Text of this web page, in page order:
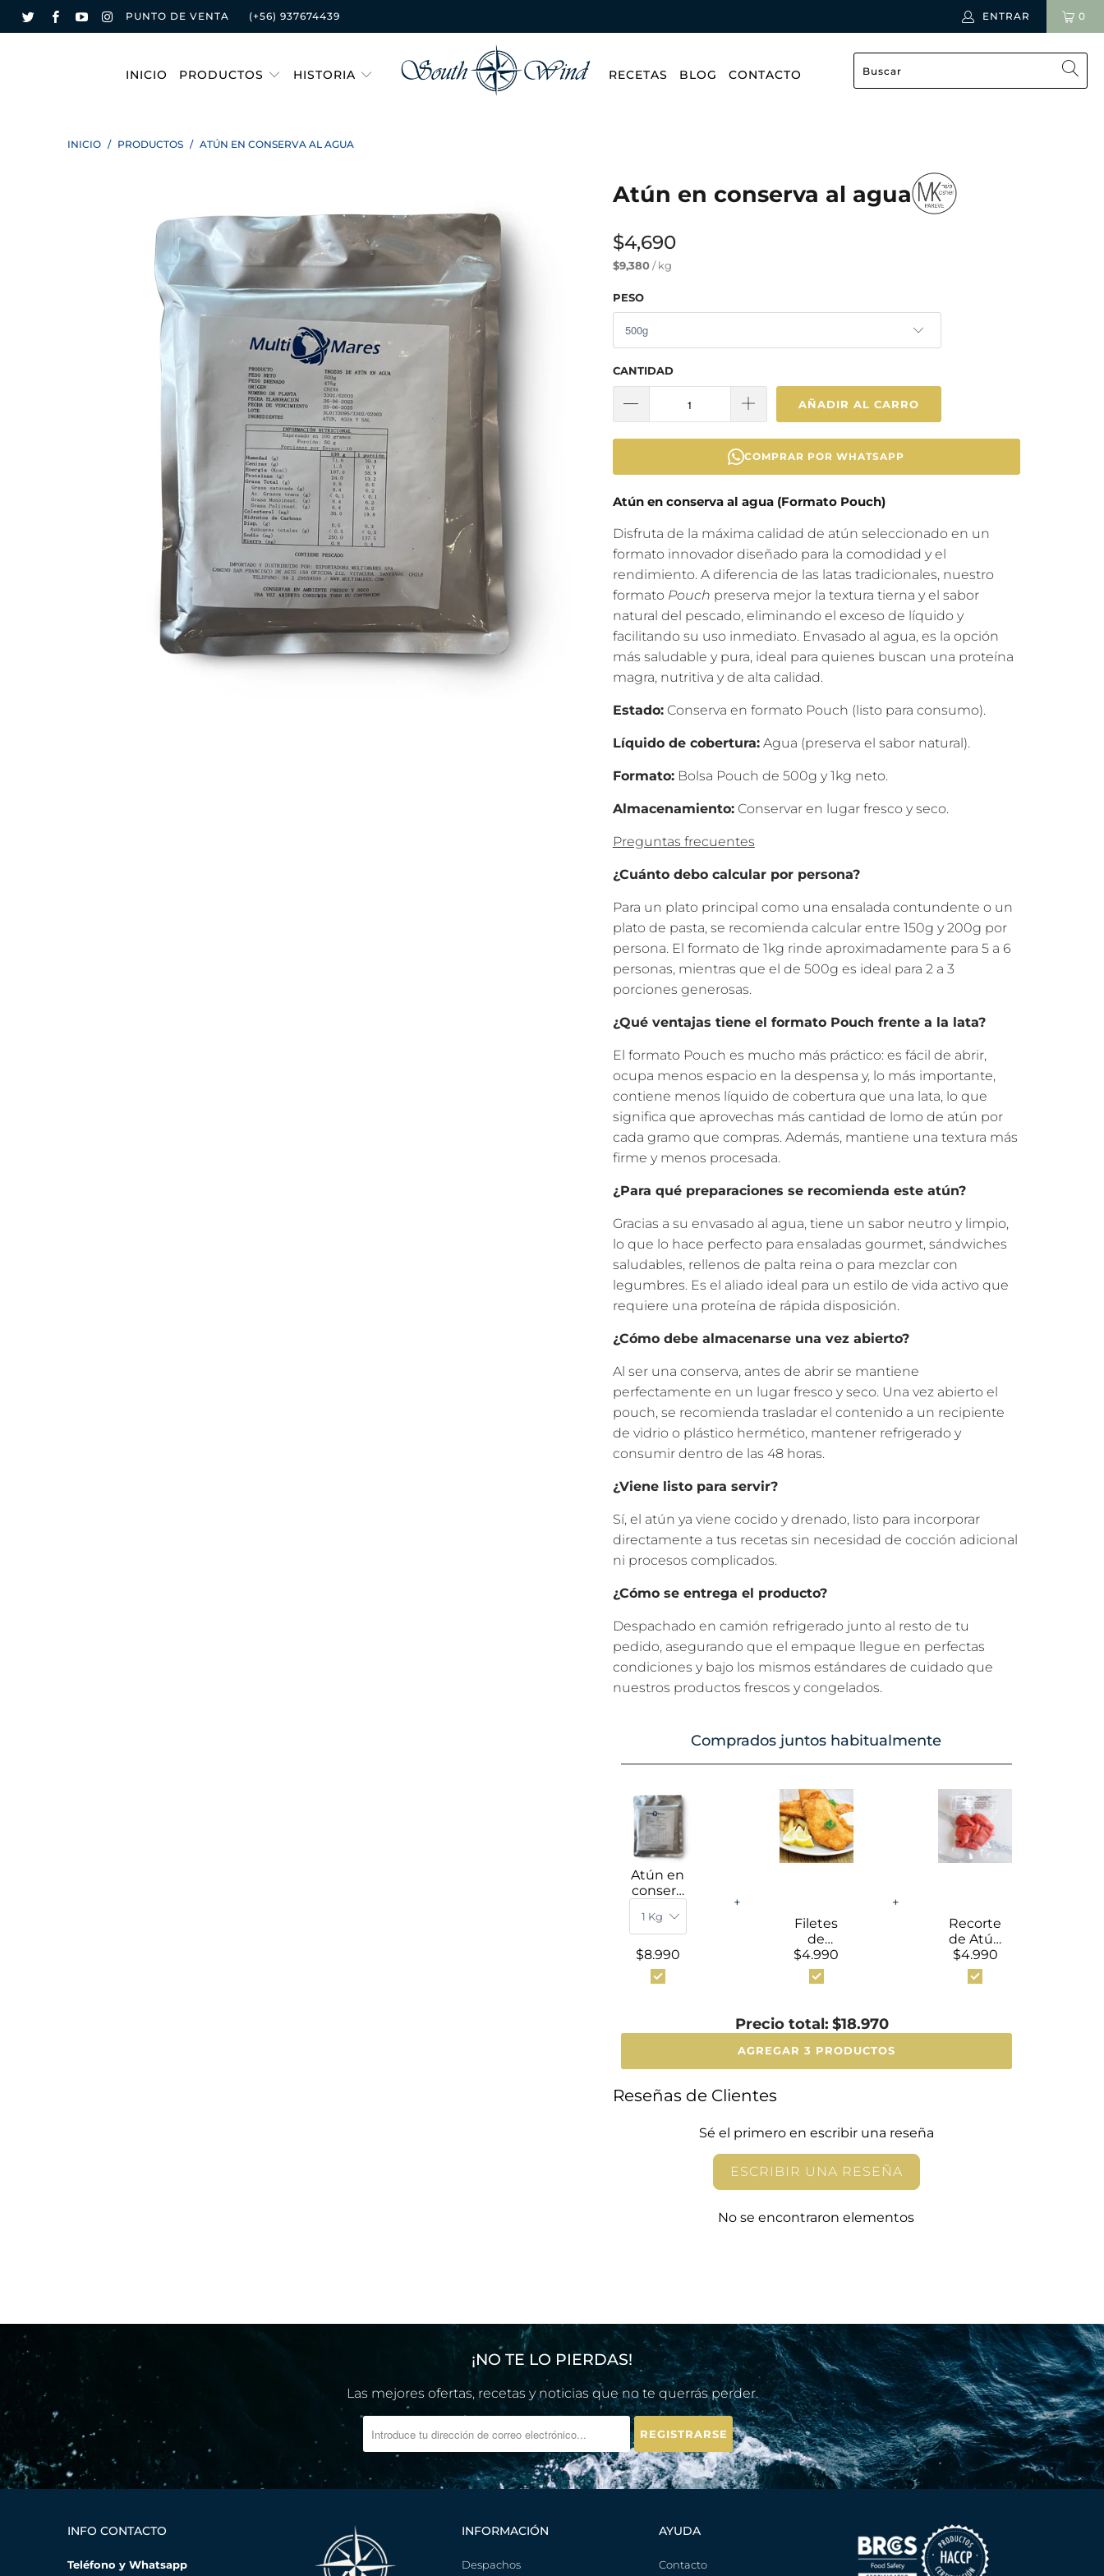
PUNTO DE VENTA (+56) 937674439 ENTRAR 0
INICIO PRODUCTOS HISTORIA RECETAS BLOG CONTACTO
INICIO / PRODUCTOS / ATÚN EN CONSERVA AL AGUA
Atún en conserva al agua
$4,690
$9,380 / kg
PESO
CANTIDAD
AÑADIR AL CARRO
COMPRAR POR WHATSAPP
Atún en conserva al agua (Formato Pouch)
Disfruta de la máxima calidad de atún seleccionado en un
formato innovador diseñado para la comodidad y el
rendimiento. A diferencia de las latas tradicionales, nuestro
formato Pouch preserva mejor la textura tierna y el sabor
natural del pescado, eliminando el exceso de líquido y
facilitando su uso inmediato. Envasado al agua, es la opción
más saludable y pura, ideal para quienes buscan una proteína
magra, nutritiva y de alta calidad.
Estado:Conserva en formato Pouch (listo para consumo).
Líquido de cobertura:Agua (preserva el sabor natural).
Formato:Bolsa Pouch de 500g y 1kg neto.
Almacenamiento:Conservar en lugar fresco y seco.
Preguntas frecuentes
¿Cuánto debo calcular por persona?
Para un plato principal como una ensalada contundente o un
plato de pasta, se recomienda calcular entre 150g y 200g por
persona. El formato de 1kg rinde aproximadamente para 5 a 6
personas, mientras que el de 500g es ideal para 2 a 3
porciones generosas.
¿Qué ventajas tiene el formato Pouch frente a la lata?
El formato Pouch es mucho más práctico: es fácil de abrir,
ocupa menos espacio en la despensa y, lo más importante,
contiene menos líquido de cobertura que una lata, lo que
significa que aprovechas más cantidad de lomo de atún por
cada gramo que compras. Además, mantiene una textura más
firme y menos procesada.
¿Para qué preparaciones se recomienda este atún?
Gracias a su envasado al agua, tiene un sabor neutro y limpio,
lo que lo hace perfecto para ensaladas gourmet, sándwiches
saludables, rellenos de palta reina o para mezclar con
legumbres. Es el aliado ideal para un estilo de vida activo que
requiere una proteína de rápida disposición.
¿Cómo debe almacenarse una vez abierto?
Al ser una conserva, antes de abrir se mantiene
perfectamente en un lugar fresco y seco. Una vez abierto el
pouch, se recomienda trasladar el contenido a un recipiente
de vidrio o plástico hermético, mantener refrigerado y
consumir dentro de las 48 horas.
¿Viene listo para servir?
Sí, el atún ya viene cocido y drenado, listo para incorporar
directamente a tus recetas sin necesidad de cocción adicional
ni procesos complicados.
¿Cómo se entrega el producto?
Despachado en camión refrigerado junto al resto de tu
pedido, asegurando que el empaque llegue en perfectas
condiciones y bajo los mismos estándares de cuidado que
nuestros productos frescos y congelados.
Comprados juntos habitualmente
Atún en
conserv
$8.990
+
Filetes
de
Merluza
Apanad
a
dos
500g
$4.990
+
Recorte
de Atún
Aleta
Amarilla
(500g)
$4.990
Precio total: $18.970
AGREGAR 3 PRODUCTOS
Reseñas de Clientes
Sé el primero en escribir una reseña
ESCRIBIR UNA RESEÑA
No se encontraron elementos
¡NO TE LO PIERDAS!
Las mejores ofertas, recetas y noticias que no te querrás perder.
INFO CONTACTO
Teléfono y Whatsapp
INFORMACIÓN
Despachos
AYUDA
Contacto